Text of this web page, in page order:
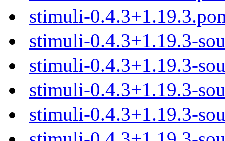
stimuli-
stimuli-0.4.3+1.19.3-
stimuli-0.4.3+1.19.3-
stimuli-0.4.3+1.19.3-
stimuli-0.4.3+1.19.3-